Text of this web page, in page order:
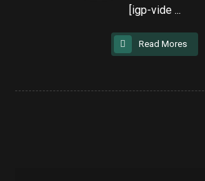
[igp-vide ...
Read Mores